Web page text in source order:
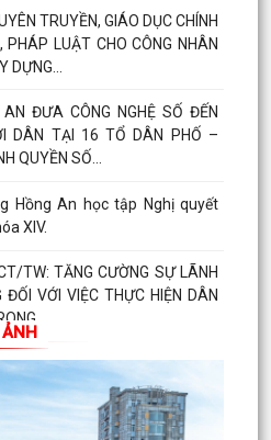
TRUYỀN, GIÁO DỤC CHÍNH
PHÁP LUẬT CHO CÔNG NHÂN
AN ĐƯA CÔNG NGHỆ SỐ ĐẾN
DÂN TẠI 16 TỔ DÂN PHỐ –
QUYỀN SỐ...
Hồng An học tập Nghị quyết
XIV.
TW: TĂNG CƯỜNG SỰ LÃNH
VỚI VIỆC THỰC HIỆN DÂN
HÀNH QUY ĐỊNH MỚI VỀ 19
KHÔNG ĐƯỢC LÀM
- UBND- UBMTTQ VN PHƯỜNG